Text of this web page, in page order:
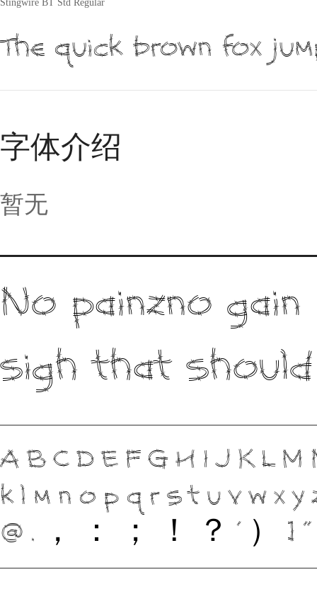
Stingwire BT Std Regular
The quick brown fox
字体介绍
暂无
No painzno
sigh that
@.，：；！？’）